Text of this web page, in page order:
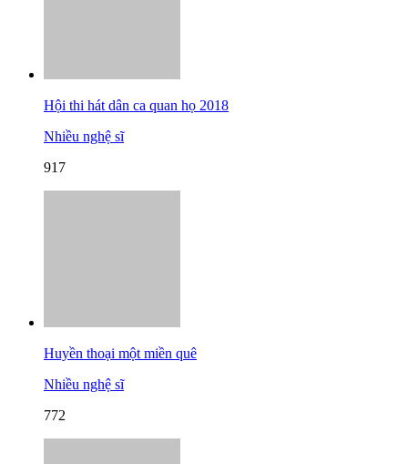
Hội thi hát dân ca quan họ 2018
Nhiều nghệ sĩ
917
Huyền thoại một miền quê
Nhiều nghệ sĩ
772